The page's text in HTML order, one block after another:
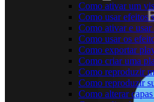
Como ativar um
Como usar efeitos
Como ativar e
Como usar os
Como exportar
Como criar uma
Como reproduzir
Como reproduzir
Como alterar